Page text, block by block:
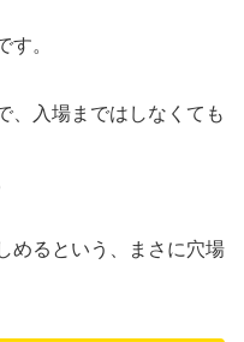
す。
、入場まではしなくても
めるという、まさに穴場